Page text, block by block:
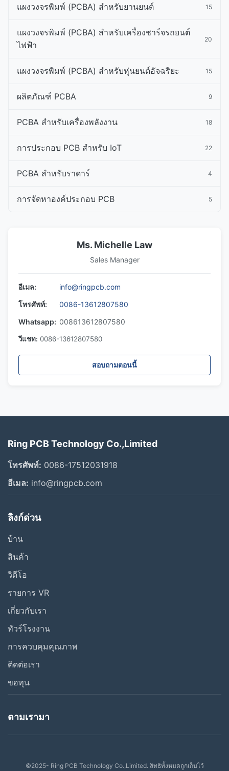
แผงวงจรพิมพ์ (PCBA) สำหรับยานยนต์ 15
แผงวงจรพิมพ์ (PCBA) สำหรับเครื่องชาร์จรถยนต์
ไฟฟ้า
20
แผงวงจรพิมพ์ (PCBA) สำหรับหุ่นยนต์อัจฉริยะ 15
ผลิตภัณฑ์ PCBA 9
PCBA สําหรับเครื่องพลังงาน 18
การประกอบ PCB สําหรับ IoT 22
PCBA สําหรับราดาร์ 4
การจัดหาองค์ประกอบ PCB 5
Ms. Michelle Law
Sales Manager
อีเมล:
info@ringpcb.com
โทรศัพท์:
0086-13612807580
Whatsapp: 008613612807580
วีแชท: 0086-13612807580
สอบถามตอนนี้
Ring PCB Technology Co.,Limited
โทรศัพท์: 0086-17512031918
อีเมล: info@ringpcb.com
ลิงก์ด่วน
บ้าน
สินค้า
วิดีโอ
รายการ VR
เกี่ยวกับเรา
ทัวร์โรงงาน
การควบคุมคุณภาพ
ติดต่อเรา
ขอทุน
ตามเรามา
©2025- Ring PCB Technology Co.,Limited. สิทธิทั้งหมดถูกเก็บไว้